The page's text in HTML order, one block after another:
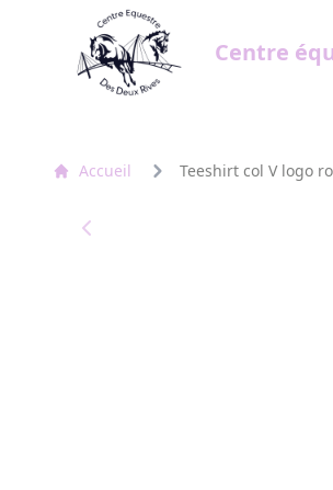
Centre
Accueil Teeshirt col V logo